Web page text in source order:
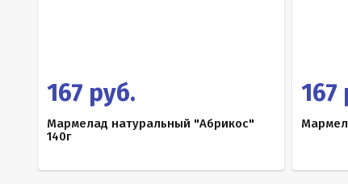
167 руб.
Мармелад натуральный "Абрикос"
140г
167